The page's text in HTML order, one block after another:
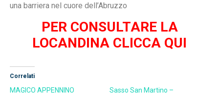
una barriera nel cuore dell’Abruzzo
PER CONSULTARE LA
LOCANDINA CLICCA QUI
Correlati
MAGICO APPENNINO
Sasso San Martino –